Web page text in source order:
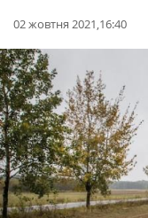
02 жовтня 2021,16:40